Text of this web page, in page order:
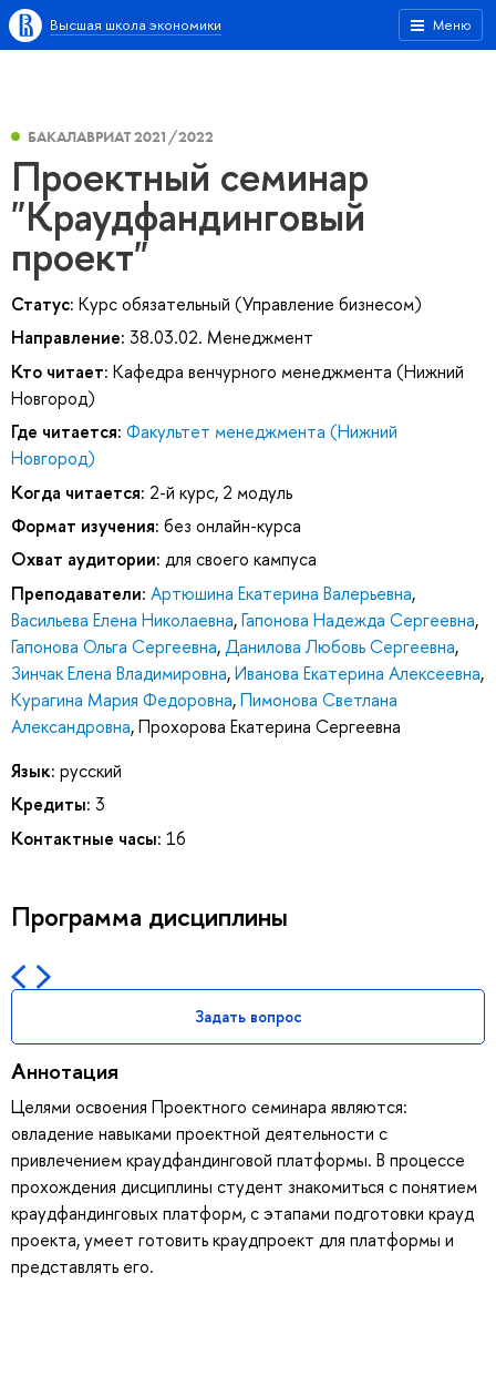
Меню
Высшая школа экономики
БАКАЛАВРИАТ 2021/2022
Проектный семинар
"Краудфандинговый
проект"
Статус: Курс обязательный (Управление бизнесом)
Направление: 38.03.02. Менеджмент
Кто читает: Кафедра венчурного менеджмента (Нижний
Новгород)
Где читается: Факультет менеджмента (Нижний
Новгород)
Когда читается: 2-й курс, 2 модуль
Формат изучения: без онлайн-курса
Охват аудитории: для своего кампуса
Преподаватели: Артюшина Екатерина Валерьевна,
Васильева Елена Николаевна,Гапонова Надежда Сергеевна,
Гапонова Ольга Сергеевна,Данилова Любовь Сергеевна,
Зинчак Елена Владимировна,Иванова Екатерина Алексеевна,
Курагина Мария Федоровна,Пимонова Светлана
Александровна,Прохорова Екатерина Сергеевна
Язык: русский
Кредиты: 3
Контактные часы: 16
Программа дисциплины
Задать вопрос
Аннотация
Целями освоения Проектного семинара являются:
овладение навыками проектной деятельности с
привлечением краудфандинговой платформы. В процессе
прохождения дисциплины студент знакомиться с понятием
краудфандинговых платформ, с этапами подготовки крауд
проекта, умеет готовить краудпроект для платформы и
представлять его.